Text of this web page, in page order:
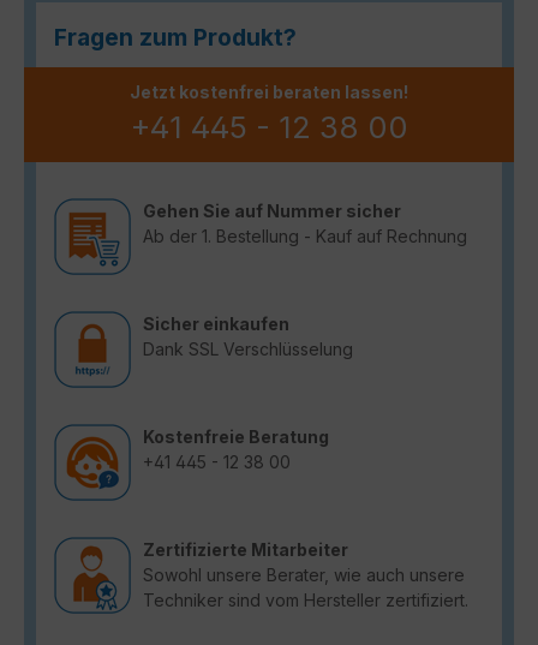
Fragen zum Produkt?
Jetzt kostenfrei beraten lassen!
+41 445 - 12 38 00
Gehen Sie auf Nummer sicher
Ab der 1. Bestellung - Kauf auf Rechnung
Sicher einkaufen
Dank SSL Verschlüsselung
Kostenfreie Beratung
+41 445 - 12 38 00
Zertifizierte Mitarbeiter
Sowohl unsere Berater, wie auch unsere
Techniker sind vom Hersteller zertifiziert.